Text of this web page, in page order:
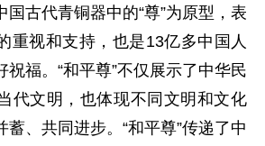
国古代青铜器中的“尊”为原型，表
重视和支持，也是13亿多中国人
祝福。“和平尊”不仅展示了中华民
代文明，也体现不同文明和文化
蓄、共同进步。“和平尊”传递了中